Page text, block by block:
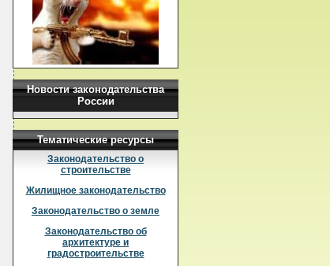
Новости законодательства
России
Тематические ресурсы
Законодательство о
строительстве
Жилищное законодательство
Законодательство о земле
Законодательство об
архитектуре и
градостроительстве